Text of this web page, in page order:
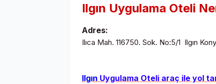
Ilgın Uygulama Oteli
Adres:
Ilıca Mah. 116750. Sok. No:5/1 Ilgın
Ilgın Uygulama Oteli araç ile yol